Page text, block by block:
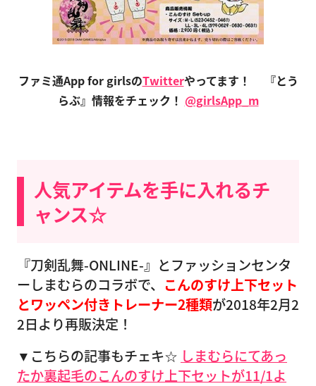
ファミ通App for girlsのTwitterやってます！
『とう
らぶ』情報をチェック！ @girlsApp_m
人気アイテムを手に入れるチ
ャンス☆
『刀剣乱舞-ONLINE-』とファッションセンタ
ーしまむらのコラボで、 こんのすけ上下セット
とワッペン付きトレーナー2種類が2018年2月2
2日より再販決定！
▼こちらの記事もチェキ☆ しまむらにてあっ
たか裏起毛のこんのすけ上下セットが11/1よ